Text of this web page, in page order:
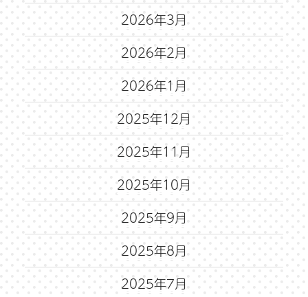
2026年3月
2026年2月
2026年1月
2025年12月
2025年11月
2025年10月
2025年9月
2025年8月
2025年7月